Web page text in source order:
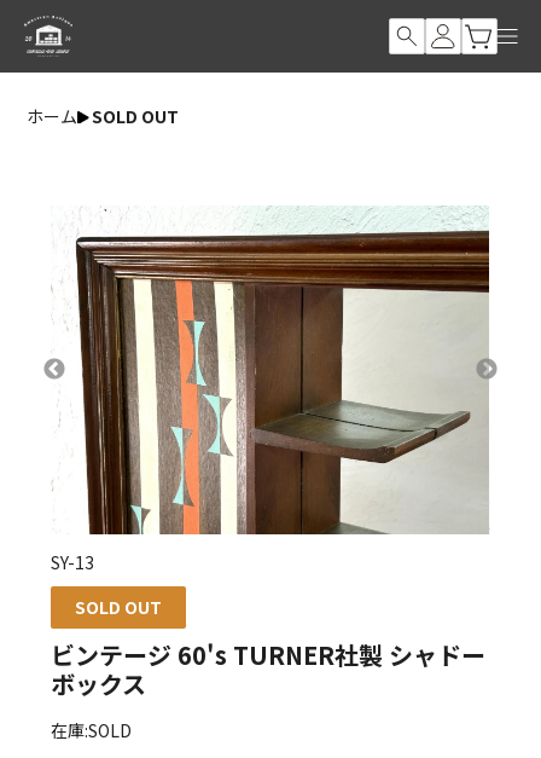
ホーム SOLD OUT
SY-13
SOLD OUT
ビンテージ 60's TURNER社製 シャドー
ボックス
在庫:SOLD